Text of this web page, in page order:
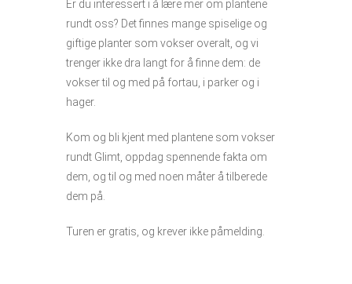
Er du interessert i å lære mer om plantene
rundt oss? Det finnes mange spiselige og
giftige planter som vokser overalt, og vi
trenger ikke dra langt for å finne dem: de
vokser til og med på fortau, i parker og i
hager.
Kom og bli kjent med plantene som vokser
rundt Glimt, oppdag spennende fakta om
dem, og til og med noen måter å tilberede
dem på.
Turen er gratis, og krever ikke påmelding.